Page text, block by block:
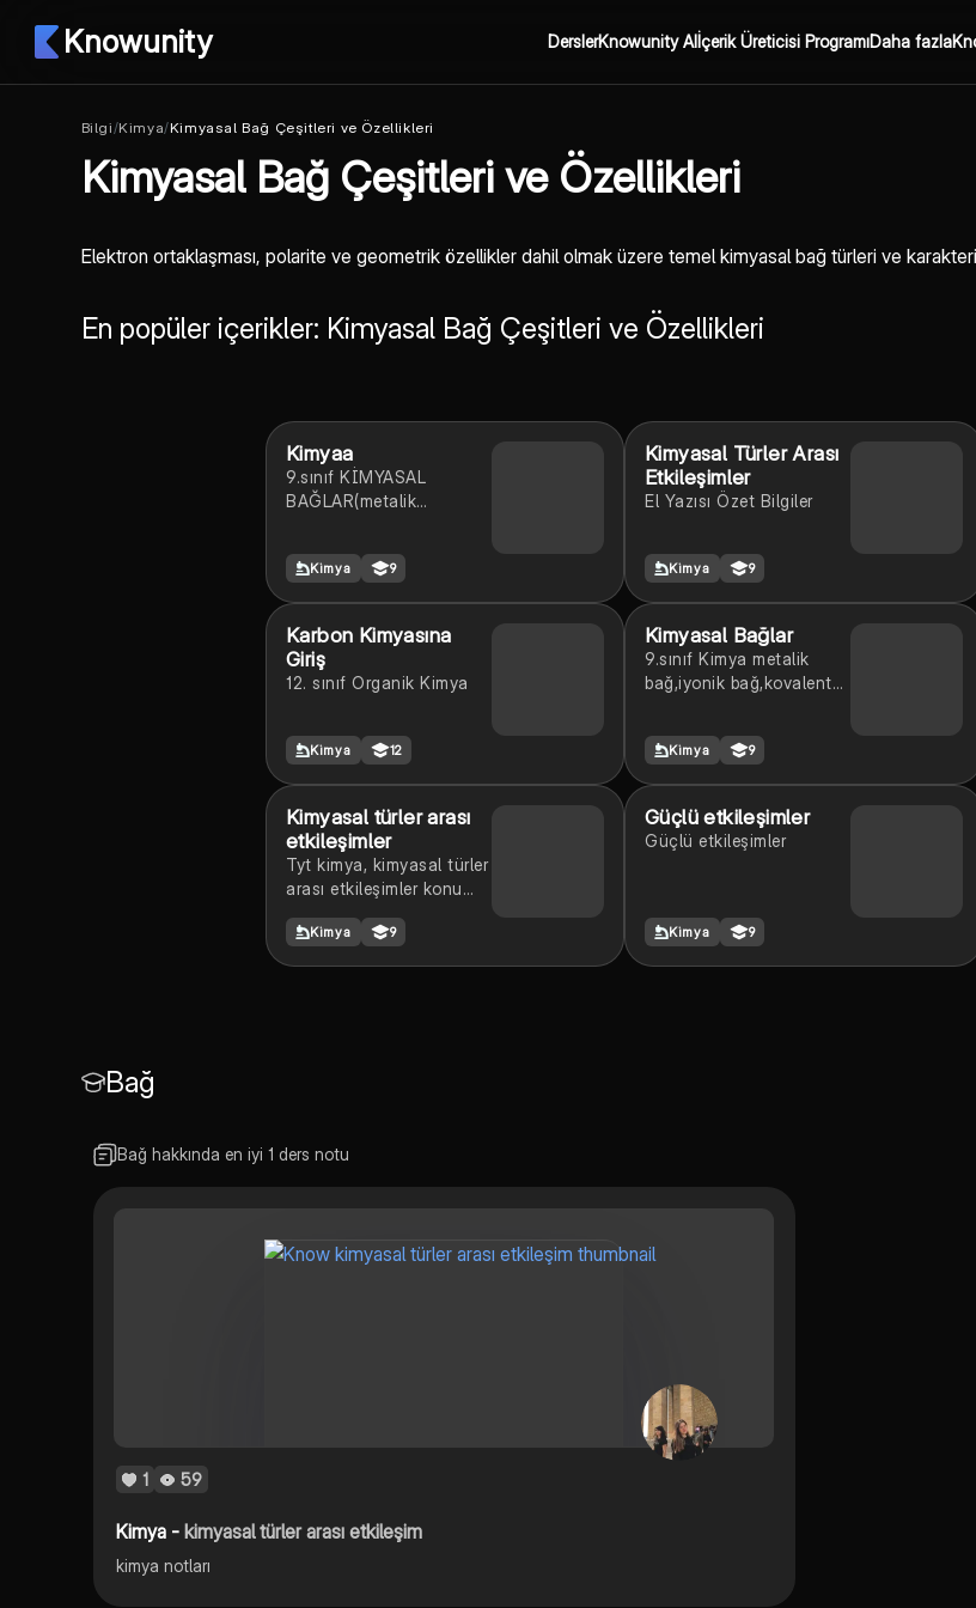
Knowunity DerslerKnowunity AIİçerik Üreticisi ProgramıDaha fazla
Bilgi/Kimya/Kimyasal Bağ Çeşitleri ve Özellikleri
Kimyasal Bağ Çeşitleri ve Özellikleri
Elektron ortaklaşması, polarite ve geometrik özellikler dahil olmak üzere temel kimyasal bağ türleri ve
En popüler içerikler: Kimyasal Bağ Çeşitleri ve Özellikleri
Kimyaa
9.sınıf KİMYASAL
BAĞLAR(metalik
Kimya 9
Kimyasal Türler Arası
Etkileşimler
El Yazısı Özet Bilgiler
Kimya 9
Karbon Kimyasına
Giriş
12. sınıf Organik Kimya
Kimya 12
Kimyasal Bağlar
9.sınıf Kimya metalik
bağ,iyonik bağ,kovalent
Kimya 9
Kimyasal türler arası
etkileşimler
Tyt kimya, kimyasal türler
arası etkileşimler konu
Kimya 9
Güçlü etkileşimler
Güçlü etkileşimler
Kimya 9
Bağ
Bağ hakkında en iyi 1 ders notu
1 59
Kimya -kimyasal türler arası etkileşim
kimya notları